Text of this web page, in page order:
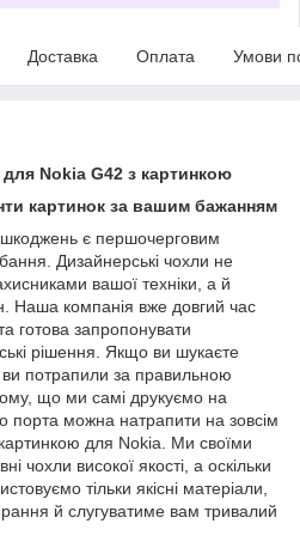
Доставка Оплата Умови
Nokia G42 з картинкою
картинок за вашим бажанням
є першочерговим
Дизайнерські чохли не
вашої техніки, а й
Наша компанія вже довгий час
готова запропонувати
рішення. Якщо ви шукаєте
потрапили за правильною
що ми самі друкуємо на
порта можна натрапити на зовсім
картинкою для Nokia. Ми своїми
чохли високої якості, а оскільки
тільки якісні матеріали,
й слугуватиме вам тривалий